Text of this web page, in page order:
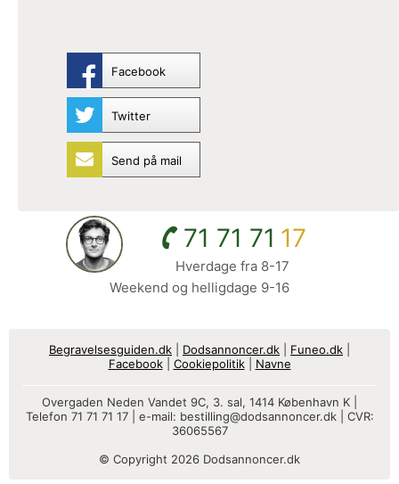
Facebook
Twitter
Send på mail
71 71 71 17
Hverdage fra 8-17
Weekend og helligdage 9-16
Begravelsesguiden.dk Dodsannoncer.dk Funeo.dk
Facebook| Cookiepolitik| Navne
Overgaden Neden Vandet 9C, 3. sal, 1414 København K |
Telefon 71 71 71 17 | e-mail: bestilling@dodsannoncer.dk| CVR:
36065567
© Copyright 2026 Dodsannoncer.dk